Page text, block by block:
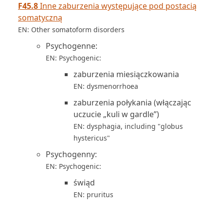
F45.8Inne zaburzenia występujące pod postacią
somatyczną
EN: Other somatoform disorders
Psychogenne:
EN: Psychogenic:
zaburzenia miesiączkowania
EN: dysmenorrhoea
zaburzenia połykania (włączając
uczucie „kuli w gardle”)
EN: dysphagia, including "globus
hystericus"
Psychogenny:
EN: Psychogenic:
świąd
EN: pruritus